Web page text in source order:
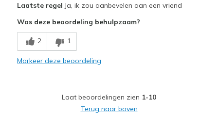
Breathe Well
Comfortable
Beste toepassingen
Laatste regel Ja, ik zou aanbevelen aan een vriend
Was deze beoordeling behulpzaam?
2 1
Markeer deze beoordeling
Laat beoordelingen zien 1-10
Terug naar boven